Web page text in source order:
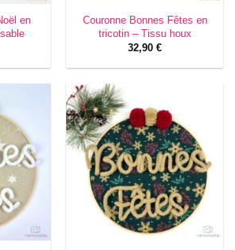
en
Couronne Bonnes Fêtes en
tricotin – Tissu houx
32,90 €